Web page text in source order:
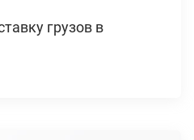
грузов в